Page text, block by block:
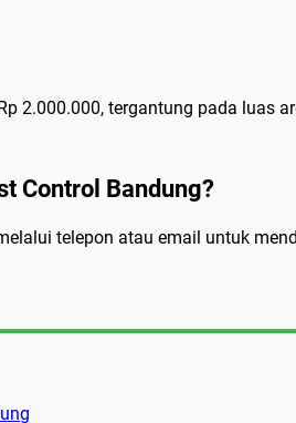
2.000.000, tergantung pada luas
Control Bandung?
telepon atau email untuk